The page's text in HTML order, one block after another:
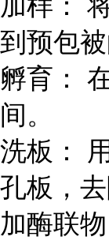
到预包被
孵育：
间。
洗板：
孔板，
加酶联